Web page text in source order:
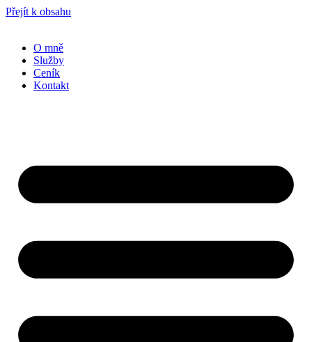
Přejít k obsahu
O mně
Služby
Ceník
Kontakt